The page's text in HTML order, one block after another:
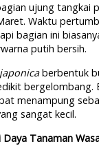
ujung tangkai
Waktu
bagian ini
putih bersih.
berbentuk
bergelombang.
menampung
sangat kecil.
Tanaman